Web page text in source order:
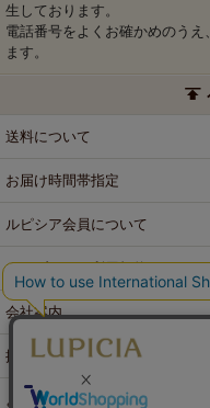
生しております。
電話番号をよくお確かめのう
ます。
送料について
お届け時間帯指定
ルピシア会員について
ウェブサイト利用規約
会社案内
採用情報
よくある質問